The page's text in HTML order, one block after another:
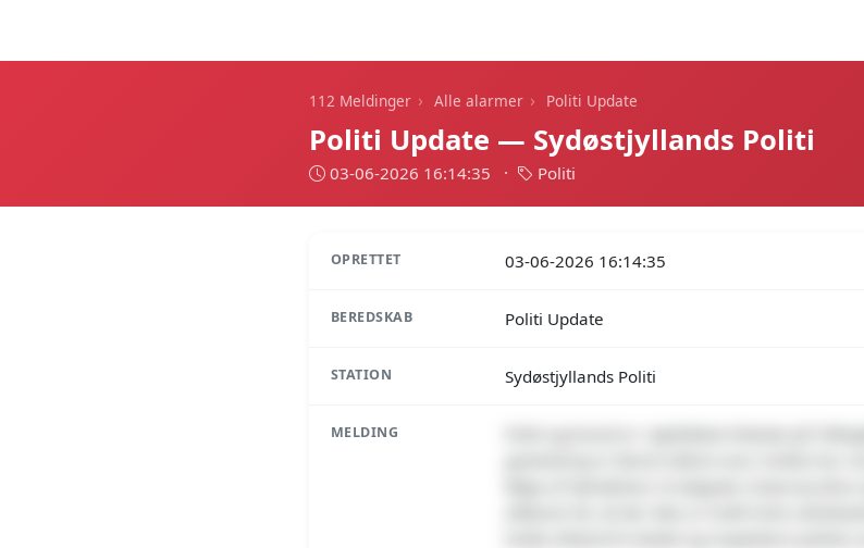
112 Meldinger › Alle alarmer › Politi Update
Politi Update — Sydøstjyllands Politi
03-06-2026 16:14:35 · Politi
OPRETTET 03-06-2026 16:14:35
BEREDSKAB Politi Update
STATION Sydøstjyllands Politi
MELDING